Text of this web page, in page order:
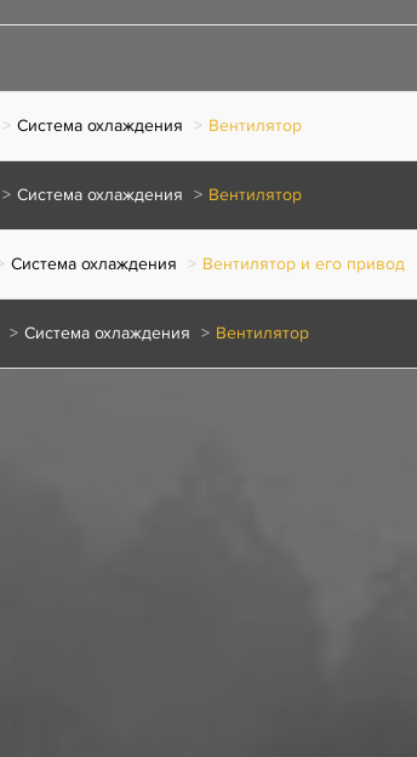
Система охлаждения Вентилятор
Система охлаждения Вентилятор
Система охлаждения Вентилятор и его привод
Система охлаждения Вентилятор